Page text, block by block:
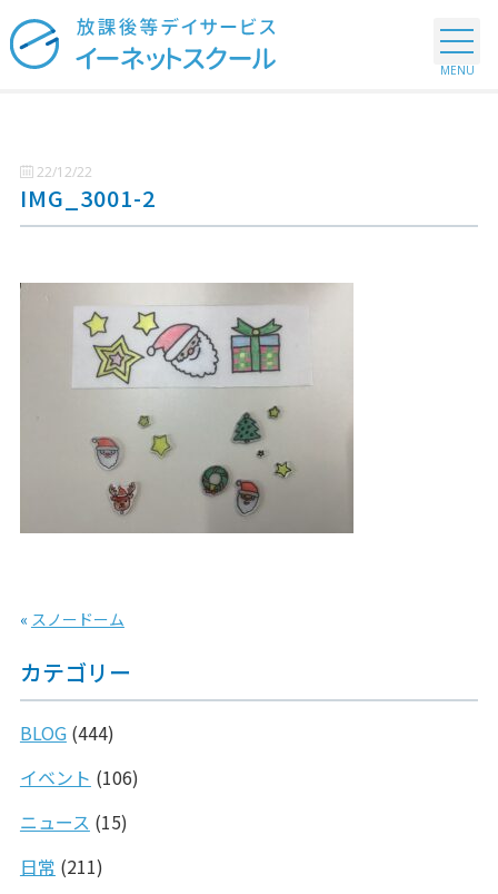
22/12/22
IMG_3001-2
« スノードーム
カテゴリー
BLOG(444)
イベント (106)
ニュース (15)
日常 (211)